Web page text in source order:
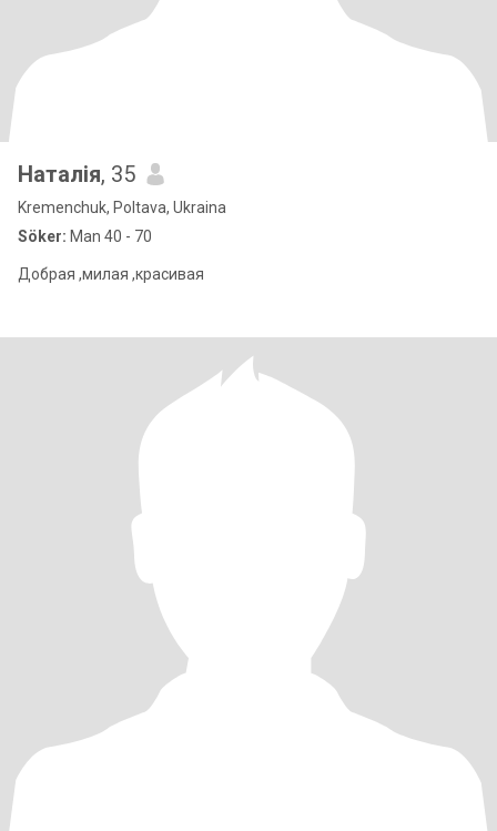
Наталія, 35
Kremenchuk, Poltava, Ukraina
Söker: Man 40 - 70
Добрая ,милая ,красивая